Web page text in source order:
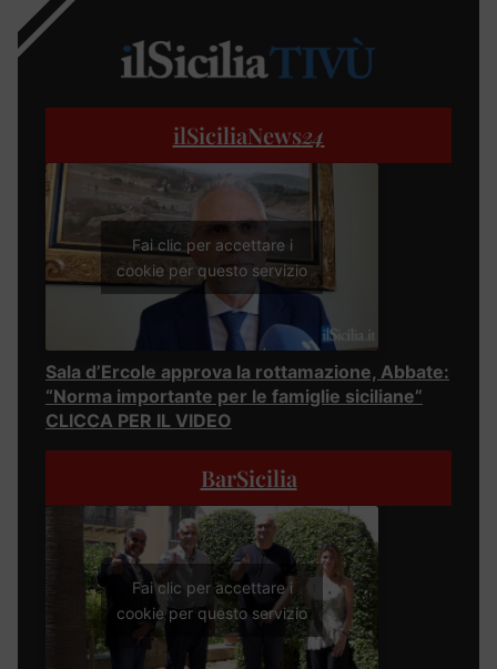
ilSiciliaNews24
Fai clic per accettare i
cookie per questo servizio
Sala d’Ercole approva la rottamazione, Abbate:
“Norma importante per le famiglie siciliane”
CLICCA PER IL VIDEO
BarSicilia
Fai clic per accettare i
cookie per questo servizio